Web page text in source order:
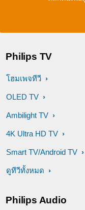
Philips TV
โฮมเพจทีวี
OLED TV
Ambilight TV
4K Ultra HD TV
Smart TV/Android TV
ดูทีวีทั้งหมด
Philips Audio